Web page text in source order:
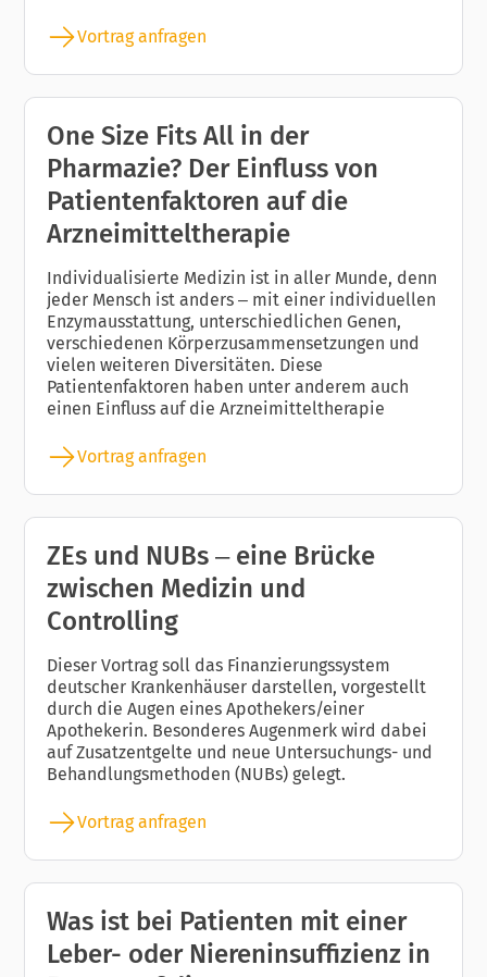
Vortrag anfragen
One Size Fits All in der
Pharmazie? Der Einfluss von
Patientenfaktoren auf die
Arzneimitteltherapie
Individualisierte Medizin ist in aller Munde, denn
jeder Mensch ist anders – mit einer individuellen
Enzymausstattung, unterschiedlichen Genen,
verschiedenen Körperzusammensetzungen und
vielen weiteren Diversitäten. Diese
Patientenfaktoren haben unter anderem auch
einen Einfluss auf die Arzneimitteltherapie
Vortrag anfragen
ZEs und NUBs – eine Brücke
zwischen Medizin und
Controlling
Dieser Vortrag soll das Finanzierungssystem
deutscher Krankenhäuser darstellen, vorgestellt
durch die Augen eines Apothekers/einer
Apothekerin. Besonderes Augenmerk wird dabei
auf Zusatzentgelte und neue Untersuchungs- und
Behandlungsmethoden (NUBs) gelegt.
Vortrag anfragen
Was ist bei Patienten mit einer
Leber- oder Niereninsuffizienz in